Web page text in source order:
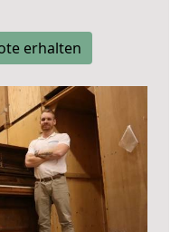
erhalten